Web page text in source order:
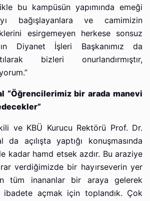
bu kampüsün yapımında emeği
bağışlayanlara ve camimizin
esirgemeyen herkese sonsuz
Diyanet İşleri Başkanımız da
bizleri onurlandırmıştır,
“Öğrencilerimiz bir arada manevi
ve KBÜ Kurucu Rektörü Prof. Dr.
da açılışta yaptığı konuşmasında
kadar hamd etsek azdır. Bu araziye
verdiğimizde bir hayırseverin yer
tüm inananlar bir araya gelerek
açmak için toplandık. Çok